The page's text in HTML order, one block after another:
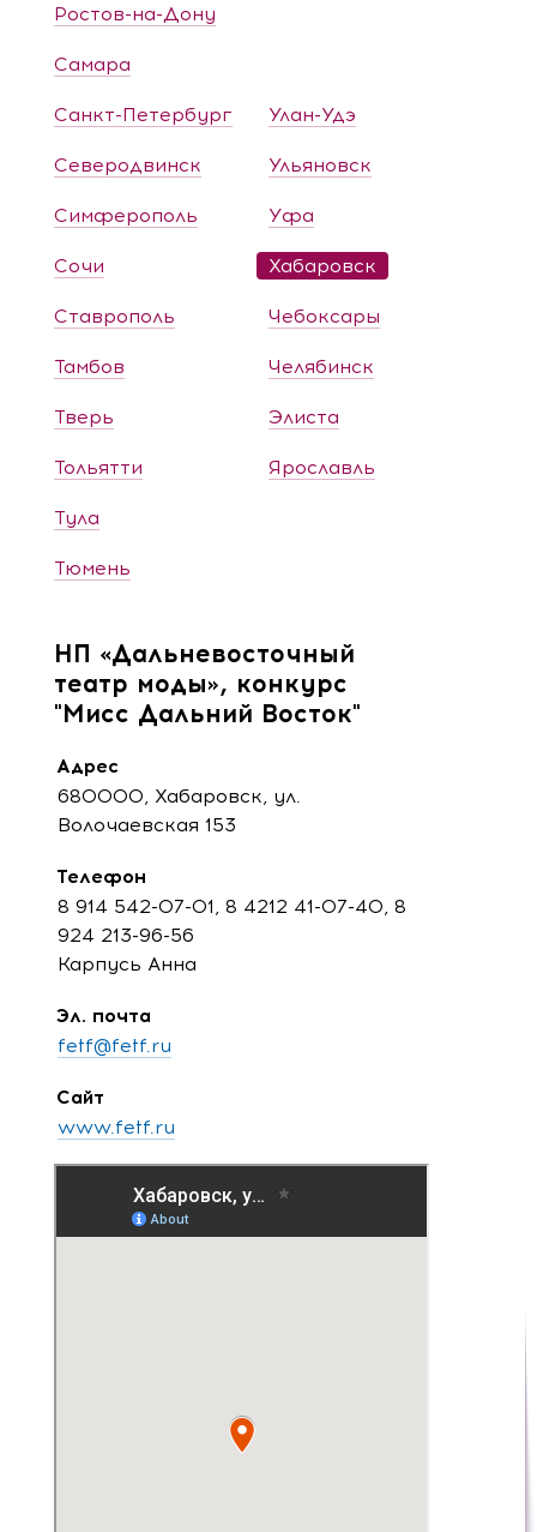
Ростов-на-Дону
Самара
Санкт-Петербург
Северодвинск
Симферополь
Сочи
Ставрополь
Тамбов
Тверь
Тольятти
Тула
Тюмень
Улан-Удэ
Ульяновск
Уфа
Хабаровск
Чебоксары
Челябинск
Элиста
Ярославль
НП «Дальневосточный
театр моды», конкурс
"Мисс Дальний Восток"
Адрес
680000, Хабаровск, ул.
Волочаевская 153
Телефон
8 914 542-07-01, 8 4212 41-07-40, 8
924 213-96-56
Карпусь Анна
Эл. почта
fetf@fetf.ru
Сайт
www.fetf.ru